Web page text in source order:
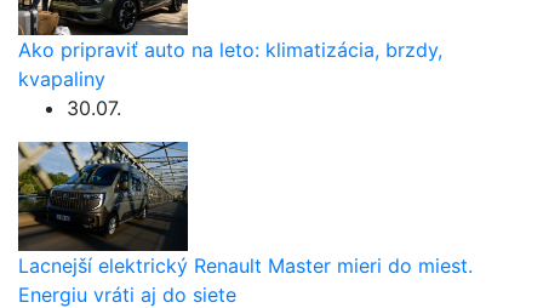
Ako pripraviť auto na leto: klimatizácia, brzdy,
kvapaliny
30.07.
Lacnejší elektrický Renault Master mieri do miest.
Energiu vráti aj do siete